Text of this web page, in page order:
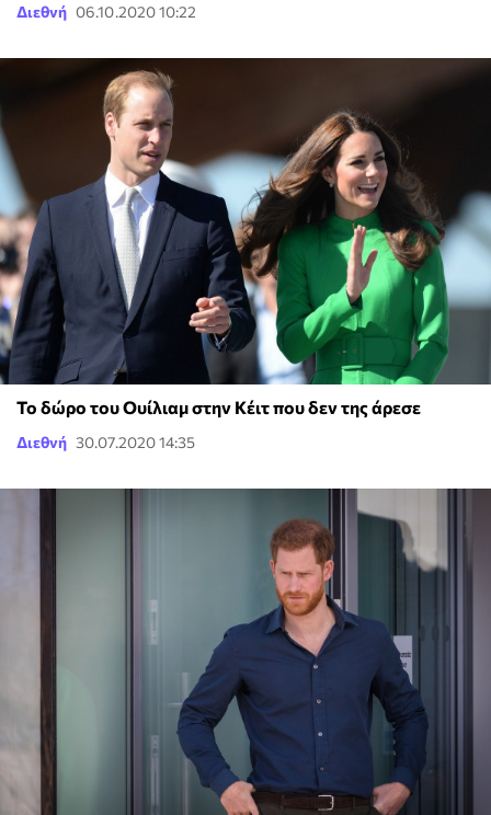
Διεθνή 06.10.2020 10:22
Το δώρο του Ουίλιαμ στην Κέιτ που δεν της άρεσε
Διεθνή 30.07.2020 14:35